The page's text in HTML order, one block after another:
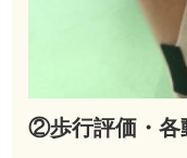
②歩行評価・各